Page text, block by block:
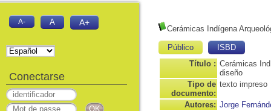
Cerámicas Indígena
Público
ISBD
Título : Cerámicas
diseño
Tipo de
documento:
texto impreso
Autores: Jorge
A- A A+
Conectarse